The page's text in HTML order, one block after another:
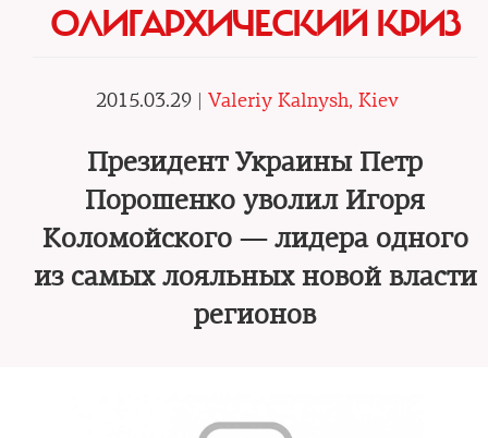
ОЛИГАРХИЧЕСКИЙ КРИЗ
2015.03.29 | Valeriy Kalnysh, Kiev
Президент Украины Петр
Порошенко уволил Игоря
Коломойского — лидера одного
из самых лояльных новой власти
регионов